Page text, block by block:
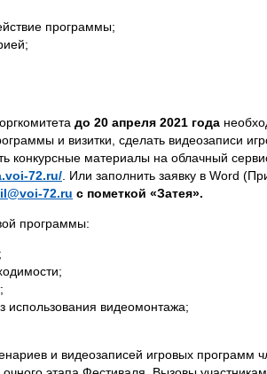
программы;
до 20 апреля 2021 года
и визитки, сделать видеозаписи
конкурсные материалы на облачный
72.ru/ . Или заполнить заявку в Word
72.ru с пометкой «Затея».
программы:
использования видеомонтажа;
и видеозаписей игровых программ